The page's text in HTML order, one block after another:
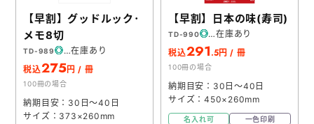
【早割】グッドルック･
メモ8切
TD-989
在庫あり
税込275円 / 冊
100冊の場合
納期目安：30日～40日
サイズ：373×260mm
【早割】日本の味(寿司)
TD-990
在庫あり
税込291.5円 / 冊
100冊の場合
納期目安：30日～40日
サイズ：450×260mm
名入れ可 一色印刷